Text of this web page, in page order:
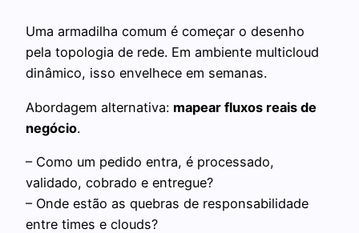
Uma armadilha comum é começar o desenho
pela topologia de rede. Em ambiente multicloud
dinâmico, isso envelhece em semanas.
Abordagem alternativa: mapear fluxos reais de
negócio.
– Como um pedido entra, é processado,
validado, cobrado e entregue?
– Onde estão as quebras de responsabilidade
entre times e clouds?